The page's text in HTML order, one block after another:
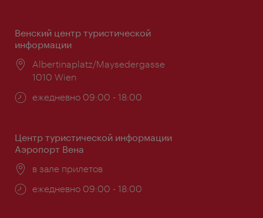
Венский центр туристической
информации
Расположение:
Albertinaplatz/Maysedergasse
1010 Wien
Часы
ежедневно 09:00 - 18:00
Центр туристической информации
Аэропорт Вена
Расположение:
в зале прилетов
Часы
ежедневно 09:00 - 18:00